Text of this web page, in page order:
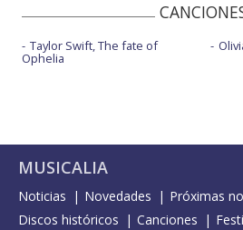
Taylor Swift, The fate of
Ophelia
MUSICALIA
Noticias Novedades
Próximas
Discos históricos
Canciones